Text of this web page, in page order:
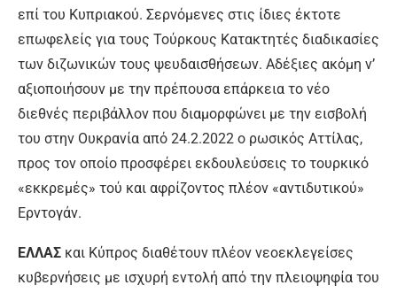
επί του Κυπριακού. Σερνόμενες στις ίδιες έκτοτε
επωφελείς για τους Τούρκους Κατακτητές διαδικασίες
των διζωνικών τους ψευδαισθήσεων. Αδέξιες ακόμη ν’
αξιοποιήσουν με την πρέπουσα επάρκεια το νέο
διεθνές περιβάλλον που διαμορφώνει με την εισβολή
του στην Ουκρανία από 24.2.2022 ο ρωσικός Αττίλας,
προς τον οποίο προσφέρει εκδουλεύσεις το τουρκικό
«εκκρεμές» τού και αφρίζοντος πλέον «αντιδυτικού»
Ερντογάν.
ΕΛΛΑΣ και Κύπρος διαθέτουν πλέον νεοεκλεγείσες
κυβερνήσεις με ισχυρή εντολή από την πλειοψηφία του